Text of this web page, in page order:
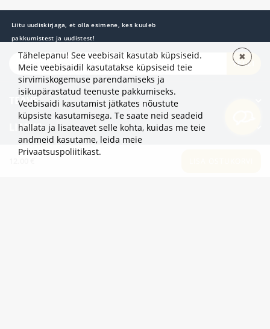
Liitu uudiskirjaga, et olla esimene, kes kuuleb
pakkumistest ja uudistest!
TELLI
TEAVE
LISAKS
KATEGOORIAD
Tähelepanu! See veebisait kasutab küpsiseid.
Meie veebisaidil kasutatakse küpsiseid teie
sirvimiskogemuse parendamiseks ja
isikupärastatud teenuste pakkumiseks.
Veebisaidi kasutamist jätkates nõustute
küpsiste kasutamisega. Te saate neid seadeid
hallata ja lisateavet selle kohta, kuidas me teie
andmeid kasutame, leida meie
Privaatsuspoliitikast.
✖